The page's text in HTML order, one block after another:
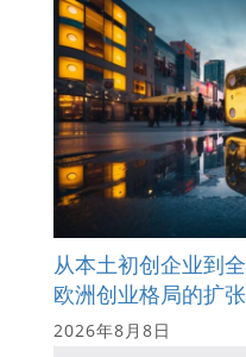
从本土初创企业到
欧洲创业格局的扩
2026年8月8日